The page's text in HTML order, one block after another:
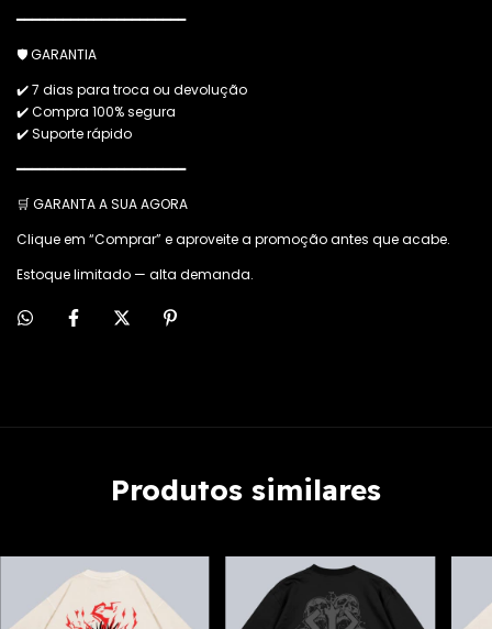
━━━━━━━━━━━━━━━━━━━━━━
🛡️ GARANTIA
✔️ 7 dias para troca ou devolução
✔️ Compra 100% segura
✔️ Suporte rápido
━━━━━━━━━━━━━━━━━━━━━━
🛒 GARANTA A SUA AGORA
Clique em “Comprar” e aproveite a promoção antes que acabe.
Estoque limitado — alta demanda.
Produtos similares